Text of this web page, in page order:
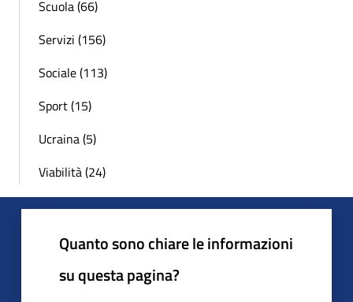
Scuola (66)
Servizi (156)
Sociale (113)
Sport (15)
Ucraina (5)
Viabilità (24)
Quanto sono chiare le informazioni
su questa pagina?